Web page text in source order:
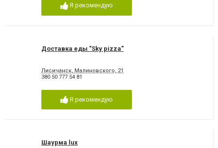
Я рекомендую
Доставка еды "Sky pizza"
Лисичанск, Малиновского, 21
380 50 777 54 81
Я рекомендую
Шаурма lux